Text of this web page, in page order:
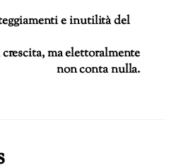
e inutilità del
ma elettoralmente
non conta nulla.